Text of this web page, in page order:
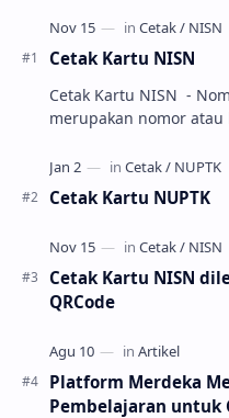
Cetak Kartu NISN
Cetak Kartu NISN -
merupakan nomor atau kode unik
Cetak Kartu NUPTK
Cetak Kartu NISN
QRCode
Platform Merdeka
Pembelajaran untuk